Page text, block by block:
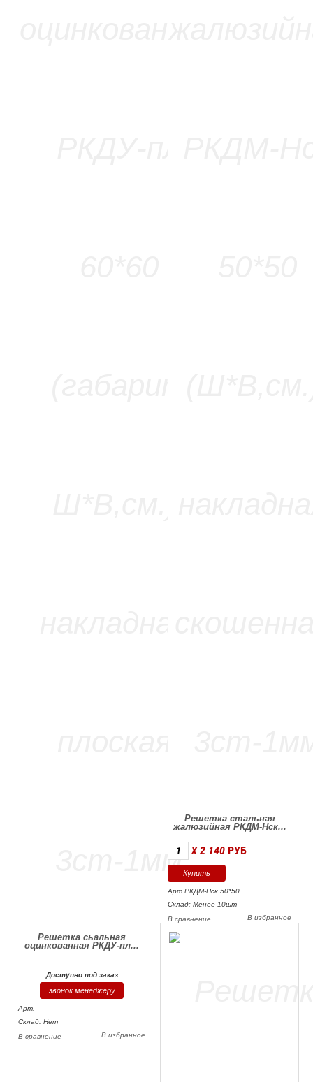
Решетка сьальная
оцинкованная РКДУ-пл...
Доступно под заказ
звонок менеджеру
Арт. -
Склад: Нет
В избранное
В сравнение
Решетка стальная
жалюзийная РКДМ-Нск...
X 2 140 РУБ
Арт.РКДМ-Нск 50*50
Склад: Менее 10шт
В избранное
В сравнение